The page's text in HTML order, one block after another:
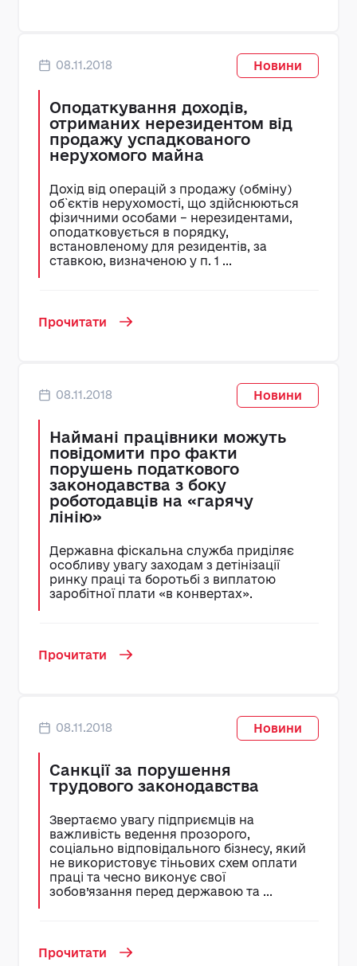
08.11.2018 Новини
Оподаткування доходів,
отриманих нерезидентом від
продажу успадкованого
нерухомого майна
Дохід від операцій з продажу (обміну)
об`єктів нерухомості, що здійснюються
фізичними особами – нерезидентами,
оподатковується в порядку,
встановленому для резидентів, за
ставкою, визначеною у п. 1 ...
Прочитати
08.11.2018 Новини
Наймані працівники можуть
повідомити про факти
порушень податкового
законодавства з боку
роботодавців на «гарячу
лінію»
Державна фіскальна служба приділяє
особливу увагу заходам з детінізації
ринку праці та боротьбі з виплатою
заробітної плати «в конвертах».
Прочитати
08.11.2018 Новини
Санкції за порушення
трудового законодавства
Звертаємо увагу підприємців на
важливість ведення прозорого,
соціально відповідального бізнесу, який
не використовує тіньових схем оплати
праці та чесно виконує свої
зобов’язання перед державою та ...
Прочитати